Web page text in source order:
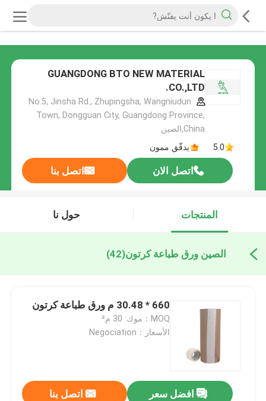
GUANGDONG BTO NEW MATERIAL
CO.,LTD.
No.5, Jinsha Rd., Zhupingsha, Wangniudun
Town, Dongguan City, Guangdong Province,
China,الصين
5.0
يدقّق ممون
اتصل الان اتصل بنا
المنتجات حول نا
الصين ورق طباعة كرتون(42)
660 * 30.48 م ورق طباعة كرتون
MOQ：موك: 30 م²
الأسعار：Negociation
افضل سعر اتصل بنا